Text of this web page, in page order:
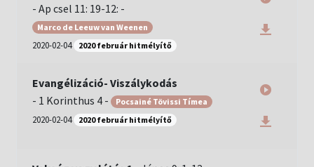
-Ap csel 11: 19-12: -
Marco de Leeuw van Weenen
2020-02-04 2020 február hitmélyítő
Evangélizáció- Viszálykodás
- 1 Korinthus 4 - Pocsainé Tövissi Tímea
2020-02-04 2020 február hitmélyítő